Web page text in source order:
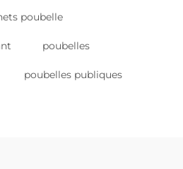
poubelle
poubelles
poubelles publiques